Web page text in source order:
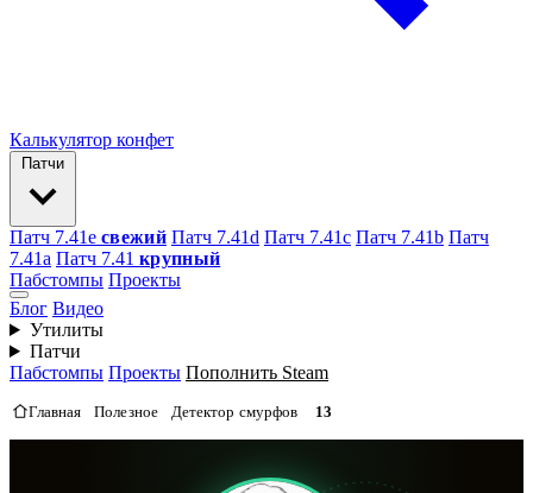
Калькулятор конфет
Патчи
Патч 7.41e свежий Патч 7.41d Патч 7.41c Патч 7.41b Патч
7.41а Патч 7.41 крупный
Пабстомпы Проекты
Блог Видео
Утилиты
Патчи
Пабстомпы Проекты Пополнить Steam
Главная Полезное Детектор смурфов 13